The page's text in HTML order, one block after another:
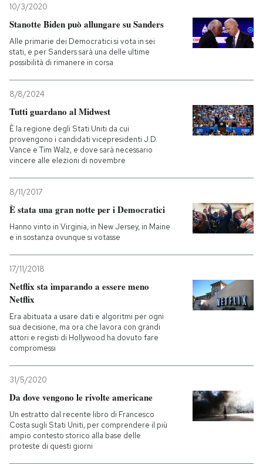
10/3/2020
Stanotte Biden può allungare su Sanders
Alle primarie dei Democratici si vota in sei
stati, e per Sanders sarà una delle ultime
possibilità di rimanere in corsa
8/8/2024
Tutti guardano al Midwest
È la regione degli Stati Uniti da cui
provengono i candidati vicepresidenti J.D.
Vance e Tim Walz, e dove sarà necessario
vincere alle elezioni di novembre
8/11/2017
È stata una gran notte per i Democratici
Hanno vinto in Virginia, in New Jersey, in Maine
e in sostanza ovunque si votasse
17/11/2018
Netflix sta imparando a essere meno
Netflix
Era abituata a usare dati e algoritmi per ogni
sua decisione, ma ora che lavora con grandi
attori e registi di Hollywood ha dovuto fare
compromessi
31/5/2020
Da dove vengono le rivolte americane
Un estratto dal recente libro di Francesco
Costa sugli Stati Uniti, per comprendere il più
ampio contesto storico alla base delle
proteste di questi giorni